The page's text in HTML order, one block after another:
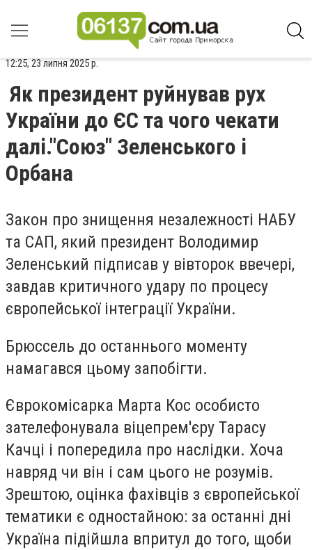
12:25, 23 липня 2025 р.
Як президент руйнував рух
України до ЄС та чого чекати
далі."Союз" Зеленського і
Орбана
Закон про знищення незалежності НАБУ
та САП, який президент Володимир
Зеленський підписав у вівторок ввечері,
завдав критичного удару по процесу
європейської інтеграції України.
Брюссель до останнього моменту
намагався цьому запобігти.
Єврокомісарка Марта Кос особисто
зателефонувала віцепрем'єру Тарасу
Качці і попередила про наслідки. Хоча
навряд чи він і сам цього не розумів.
Зрештою, оцінка фахівців з європейської
тематики є одностайною: за останні дні
Україна підійшла впритул до того, щоби